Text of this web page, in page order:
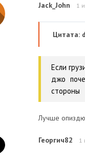
Jack_John 1
Цитата:
Если
джо
стороны
Лучше
Георгич82 1